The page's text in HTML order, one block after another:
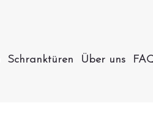
Schranktüren Über uns